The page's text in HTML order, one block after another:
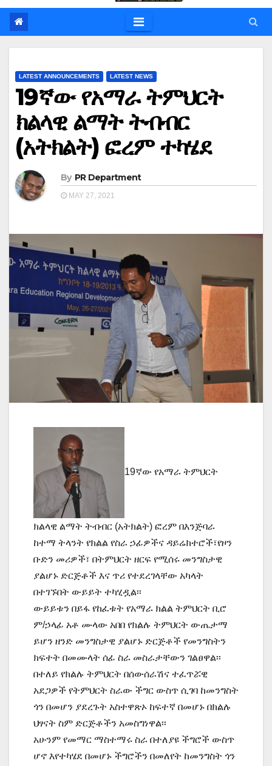
LATEST ANNOUNCEMENTS LATEST NEWS
19ኛው የአማራ ትምህርት
ክልላዊ ልማት ትብብር
(አትክልት) ፎረም ተካሄደ
By PR Department
MAY 27, 2021
19ኛው የአማራ ትምህርት
ክልላዊ ልማት ትብብር (አትክልት) ፎረም በእንጅባራ
ከተማ ትላንት የክልል የስራ ኃፊዎችና ዳይሬክተሮች፣የዞን
ቡድን መሪዎች፣ በትምህርት ዘርፍ የሚሰሩ መንግስታዊ
ያልሆኑ ድርጅቶች እና ጥሪ የተደረገላቸው አካላት
በተገኙበት ውይይት ተካሂዷል፡፡
ውይይቱን በይፋ የከፈቱት የአማራ ክልል ትምህርት ቢሮ
ም/ኃላፊ አቶ ሙላው አበበ የክልሉ ትምህርት ውጤታማ
ይሆን ዘንድ መንግስታዊ ያልሆኑ ድርጅቶች የመንግስትን
ክፍተት በመሙላት ሰፊ ስራ መስራታቸውን ገልፀዋል፡፡
በተለይ የክልሉ ትምህርት በሰውሰራሽና ተፈጥሯዊ
አደጋዎች የትምህርት ስራው ችግር ውስጥ ሲገባ ከመንግስት
ጎን በመሆን ያደረጉት አስተዋጽኦ ከፍተኛ በመሆኑ በክልሉ
ህፃናት ስም ድርጅቶችን አመስግነዋል፡፡
አሁንም የመማር ማስተማሩ ስራ በተለያዩ ችግሮች ውስጥ
ሆኖ እየተካሄደ በመሆኑ ችግሮችን በመለየት ከመንግስት ጎን